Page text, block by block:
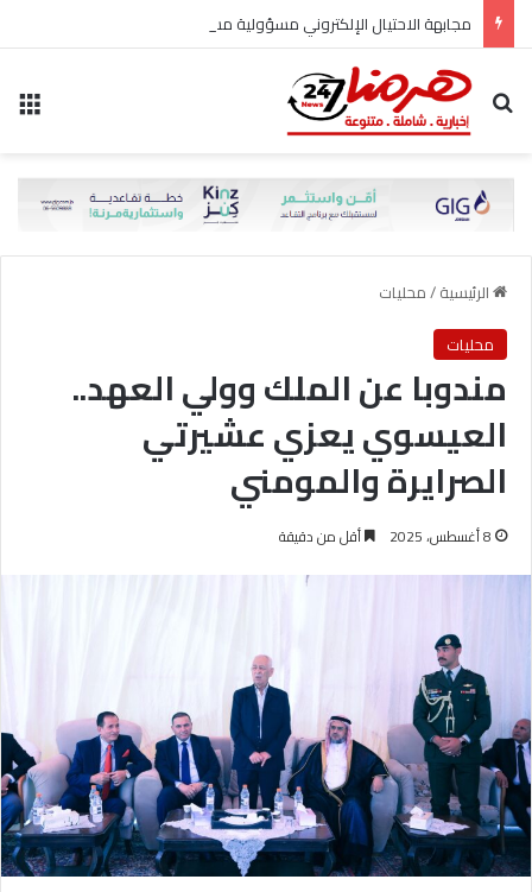
مجابهة الاحتيال الإلكتروني مسؤولية مشتركة
بحث عن
الرئيسية/محليات
محليات
مندوبا عن الملك وولي العهد..
العيسوي يعزي عشيرتي
الصرايرة والمومني
8 أغسطس، 2025 أقل من دقيقة